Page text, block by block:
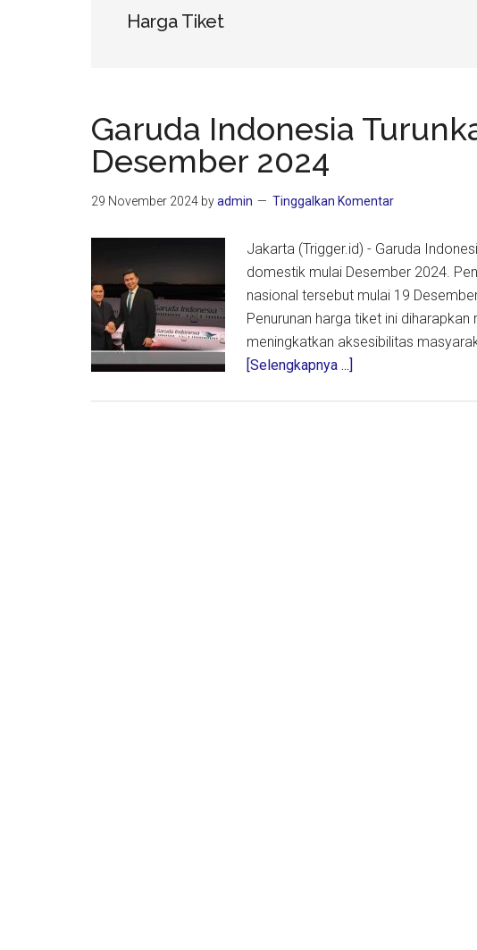
Harga Tiket
Garuda Indonesia
Desember 2024
29 November 2024 byadmin Tinggalkan Komentar
Jakarta (Trigger.id) - Garuda
domestik mulai Desember 2024.
nasional tersebut mulai 19
Penurunan harga tiket ini
meningkatkan aksesibilitas
[Selengkapnya ...]